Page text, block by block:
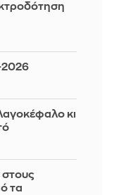
2026
κι
στους
τα